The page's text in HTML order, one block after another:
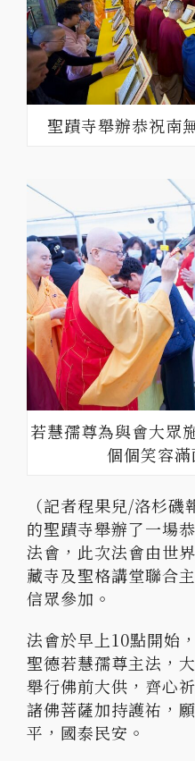
聖蹟寺舉辦恭祝南
若慧孺尊為與會大眾
個個笑容
（記者程果兒/洛杉
的聖蹟寺舉辦了一場
法會，此次法會由世
藏寺及聖格講堂聯合
信眾參加。
法會於早上10點開始
聖德若慧孺尊主法，
舉行佛前大供，齊心
諸佛菩薩加持護祐，
平，國泰民安。